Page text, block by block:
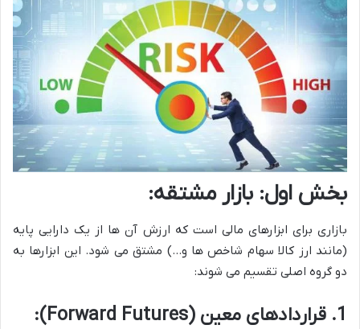
بخش اول: بازار مشتقه:
بازاری برای ابزارهای مالی است که ارزش آن ها از یک دارایی پایه
(مانند ارز کالا سهام شاخص ها و…) مشتق می شود. این ابزارها به
دو گروه اصلی تقسیم می شوند:
1. قراردادهای معین (Forward Futures):